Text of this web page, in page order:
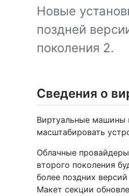
Новые
поздней
поколения 2.
Сведения о
Виртуальные машины
масштабировать
Облачные
второго поколения
более поздних
Макет секции